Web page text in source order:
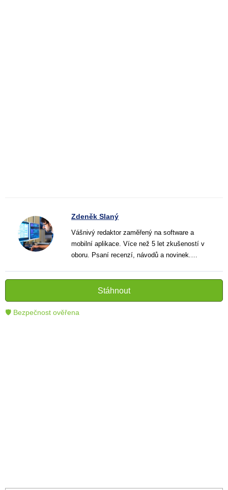
Zdeněk Slaný
Vášnivý redaktor zaměřený na software a
mobilní aplikace. Více než 5 let zkušeností v
oboru. Psaní recenzí, návodů a novinek.
pomáhají čtenářům lépe porozumět a využít
moderní technologie.
Stáhnout
🛡 Bezpečnost ověřena